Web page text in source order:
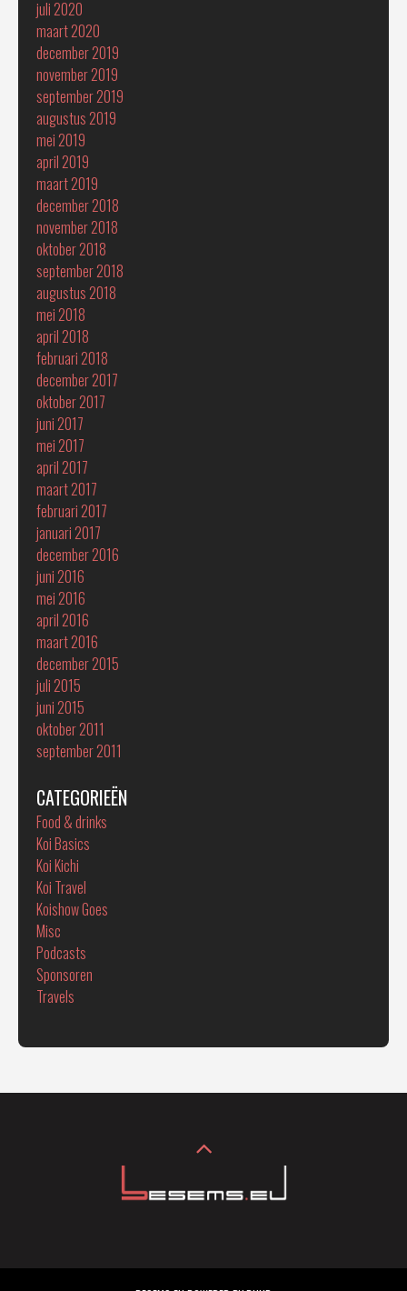
juli 2020
maart 2020
december 2019
november 2019
september 2019
augustus 2019
mei 2019
april 2019
maart 2019
december 2018
november 2018
oktober 2018
september 2018
augustus 2018
mei 2018
april 2018
februari 2018
december 2017
oktober 2017
juni 2017
mei 2017
april 2017
maart 2017
februari 2017
januari 2017
december 2016
juni 2016
mei 2016
april 2016
maart 2016
december 2015
juli 2015
juni 2015
oktober 2011
september 2011
CATEGORIEËN
Food & drinks
Koi Basics
Koi Kichi
Koi Travel
Koishow Goes
Misc
Podcasts
Sponsoren
Travels